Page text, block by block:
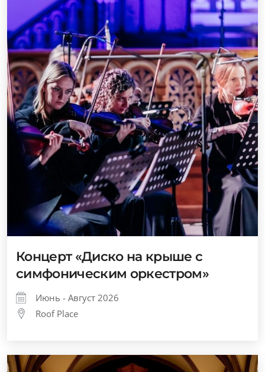
Концерт «Диско на крыше с
симфоническим оркестром»
Июнь - Август 2026
Roof Place